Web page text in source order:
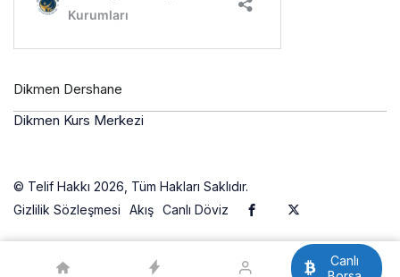
Dikmen Dershane
Dikmen Kurs Merkezi
© Telif Hakkı 2026, Tüm Hakları Saklıdır.
Gizlilik Sözleşmesi
Akış Canlı Döviz
Canlı